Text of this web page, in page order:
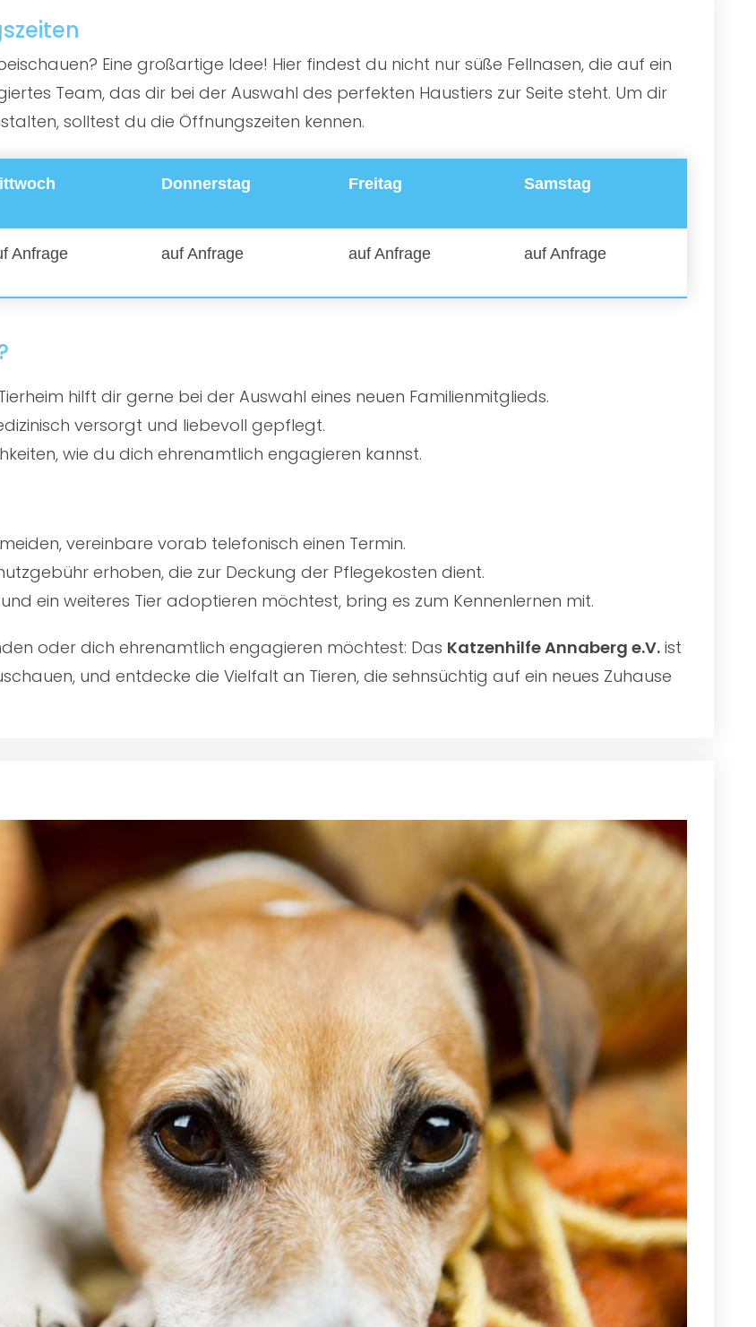
Eine großartige Idee! Hier findest du nicht nur süße Fellnasen, die auf ein
Team, das dir bei der Auswahl des perfekten Haustiers zur Seite steht. Um dir
solltest du die Öffnungszeiten kennen.
Donnerstag Freitag Samstag
Anfrage auf Anfrage auf Anfrage auf Anfrage
hilft dir gerne bei der Auswahl eines neuen Familienmitglieds.
versorgt und liebevoll gepflegt.
wie du dich ehrenamtlich engagieren kannst.
vereinbare vorab telefonisch einen Termin.
erhoben, die zur Deckung der Pflegekosten dient.
ein weiteres Tier adoptieren möchtest, bring es zum Kennenlernen mit.
oder dich ehrenamtlich engagieren möchtest: Das Katzenhilfe Annaberg e.V. ist
und entdecke die Vielfalt an Tieren, die sehnsüchtig auf ein neues Zuhause